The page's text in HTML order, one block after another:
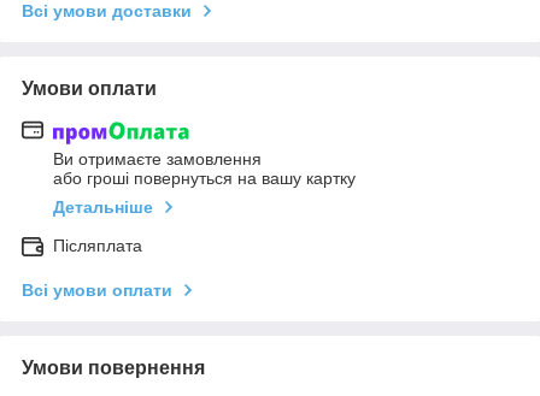
Всі умови доставки
Умови оплати
Ви отримаєте замовлення
або гроші повернуться на вашу картку
Детальніше
Післяплата
Всі умови оплати
Умови повернення